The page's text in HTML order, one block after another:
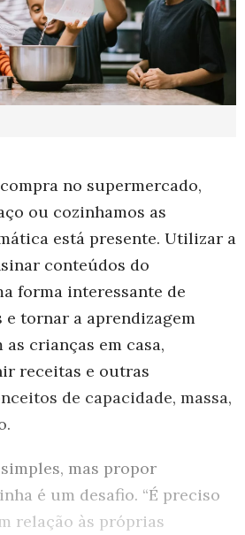
no supermercado,
ou cozinhamos as
está presente. Utilizar a
conteúdos do
forma interessante de
e tornar a aprendizagem
crianças em casa,
receitas e outras
de capacidade, massa,
mas propor
é um desafio. “É preciso
relação às próprias